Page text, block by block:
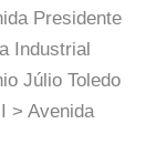
Presidente
Industrial
Júlio Toledo
> Avenida